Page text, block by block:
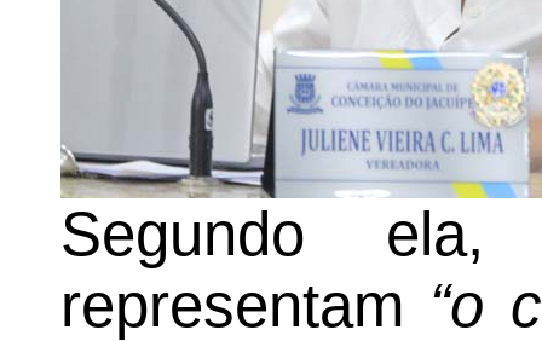
Segundo
representam “o